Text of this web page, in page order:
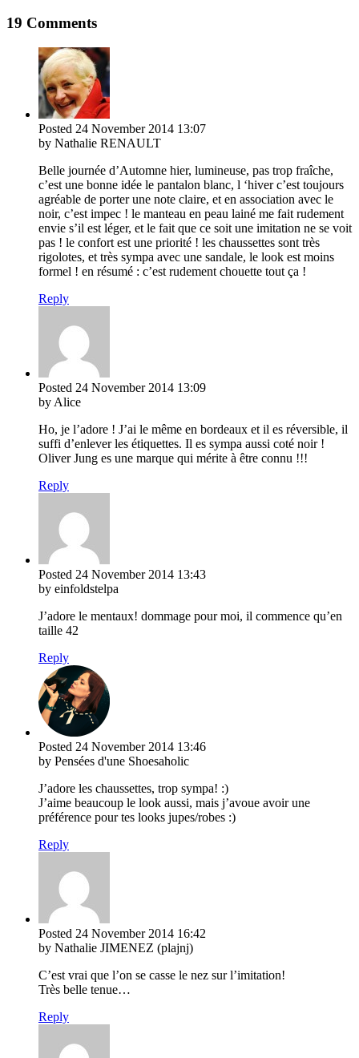
19 Comments
Posted 24 November 2014 13:07
by Nathalie RENAULT
Belle journée d’Automne hier, lumineuse, pas trop fraîche,
c’est une bonne idée le pantalon blanc, l ‘hiver c’est toujours
agréable de porter une note claire, et en association avec le
noir, c’est impec ! le manteau en peau lainé me fait rudement
envie s’il est léger, et le fait que ce soit une imitation ne se voit
pas ! le confort est une priorité ! les chaussettes sont très
rigolotes, et très sympa avec une sandale, le look est moins
formel ! en résumé : c’est rudement chouette tout ça !
Reply
Posted 24 November 2014 13:09
by Alice
Ho, je l’adore ! J’ai le même en bordeaux et il es réversible, il
suffi d’enlever les étiquettes. Il es sympa aussi coté noir !
Oliver Jung es une marque qui mérite à être connu !!!
Reply
Posted 24 November 2014 13:43
by einfoldstelpa
J’adore le mentaux! dommage pour moi, il commence qu’en
taille 42
Reply
Posted 24 November 2014 13:46
by Pensées d'une Shoesaholic
J’adore les chaussettes, trop sympa! :)
J’aime beaucoup le look aussi, mais j’avoue avoir une
préférence pour tes looks jupes/robes :)
Reply
Posted 24 November 2014 16:42
by Nathalie JIMENEZ (plajnj)
C’est vrai que l’on se casse le nez sur l’imitation!
Très belle tenue…
Reply